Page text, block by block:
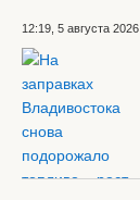
12:19, 5 августа 2026